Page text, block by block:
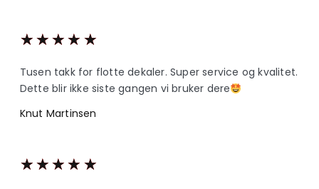
★ ★ ★ ★ ★
Tusen takk for flotte dekaler. Super service og kvalitet.
Dette blir ikke siste gangen vi bruker dere
Knut Martinsen
★ ★ ★ ★ ★